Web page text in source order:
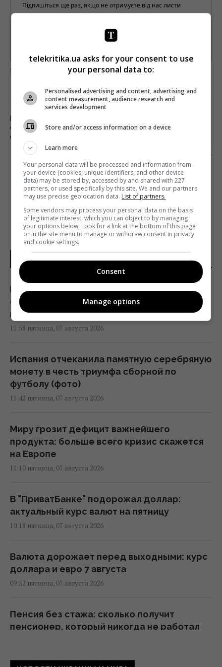
Підпишіться ще раз, якщо не отримуєте від нас листи
загрузка...
Предыдущий пост
НЕ ТОЛЬКО «МИР ДИКОГО ЗАПАДА»: НА ДНЯХ
СТАРТУЕТ 3 СЕЗОН СЕРИАЛА «В ПУСТЫНЕ
СМЕРТИ»
Следующий пост
БОДИШЕЙМИНГ, СУПЕРКОПЫ И ОПАСНЫЕ
БАЙКЕРЫ: БОКС-ОФИС США НА ЭТОТ УИКЕНД
ПОСЛЕДНИЕ НОВОСТИ
Психологические ловушки и уловки
супермаркетов: как нас заставляют
платить больше
11:58 пятница, 07 августа 2026
Испания отчеканила памятную серебряную
монету в честь триумфа сборной по
футболу (фото)
11:42 пятница, 07 августа 2026
Миру грозит дефицит важнейшего
продукта: больше всего кризис скажется
на Европе
11:10 пятница, 07 августа 2026
В "ПриватБанке" подорожал доллар:
актуальный курс валют на пятницу
10:18 пятница, 07 августа 2026
Валюта дорожает перед выходными: курс
доллара и евро 7 августа
09:52 пятница, 07 августа 2026
Пенсия без стажа: сколько получит
пенсионер, который никогда не работал
telekritika.ua asks for your consent to use
your personal data to:
Personalised advertising and content, advertising and
content measurement, audience research and
services development
Store and/or access information on a device
Learn more
Your personal data will be processed and information from
your device (cookies, unique identifiers, and other device
data) may be stored by, accessed by and shared with 227
partners, or used specifically by this site. We and our partners
may use precise geolocation data. List of partners.
Some vendors may process your personal data on the basis
of legitimate interest, which you can object to by managing
your options below. Look for a link at the bottom of this page
or in the site menu to manage or withdraw consent in privacy
and cookie settings.
Consent
Manage options